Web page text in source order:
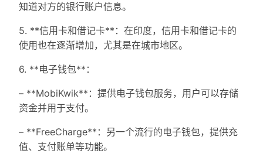
知道对方的银行账户信息。
5. **信用卡和借记卡**：在印度，信用卡和借记卡的
使用也在逐渐增加，尤其是在城市地区。
6. **电子钱包**：
– **MobiKwik**：提供电子钱包服务，用户可以存储
资金并用于支付。
– **FreeCharge**：另一个流行的电子钱包，提供充
值、支付账单等功能。